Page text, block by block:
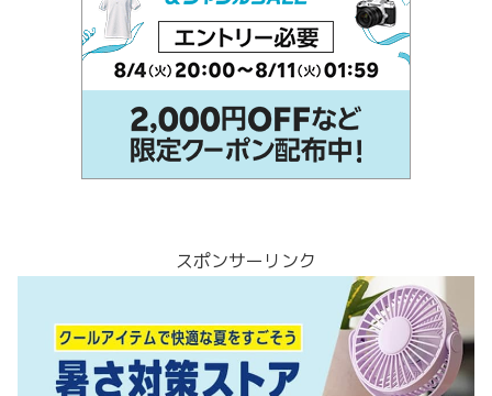
スポンサーリンク